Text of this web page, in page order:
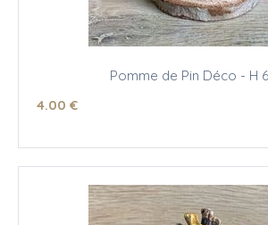
Pomme de Pin Déco - H
4.00 €